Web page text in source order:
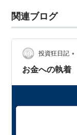
関連ブログ
投資狂日記 •
お金への執着